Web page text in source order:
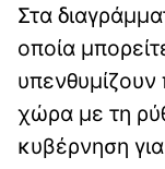
Στα
οποία
χώρα με τη
κυβέρνηση